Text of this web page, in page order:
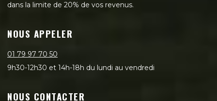
dans la limite de 20% de vos revenus.
NOUS APPELER
01 79 97 70 50
9h30-12h30 et 14h-18h du lundi au vendredi
NOUS CONTACTER